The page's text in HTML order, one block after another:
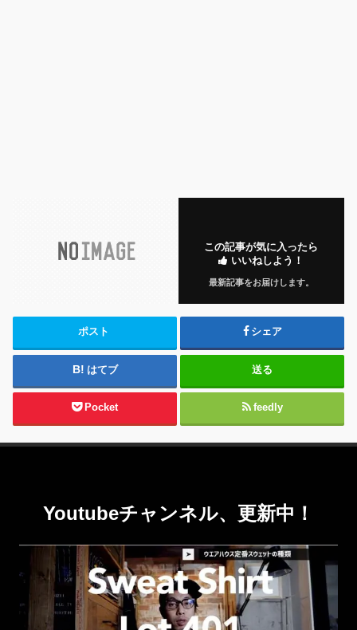
この記事が気に入ったら
いいねしよう！
最新記事をお届けします。
ポスト シェア
はてブ 送る
Pocket feedly
Youtubeチャンネル、更新中！